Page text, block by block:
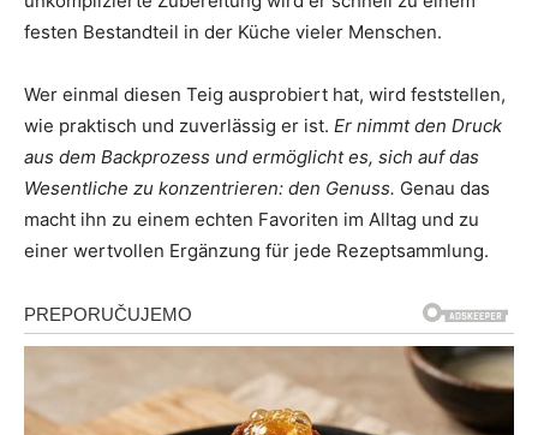
festen Bestandteil in der Küche vieler Menschen.
Wer einmal diesen Teig ausprobiert hat, wird feststellen,
wie praktisch und zuverlässig er ist. Er nimmt den Druck
aus dem Backprozess und ermöglicht es, sich auf das
Wesentliche zu konzentrieren: den Genuss. Genau das
macht ihn zu einem echten Favoriten im Alltag und zu
einer wertvollen Ergänzung für jede Rezeptsammlung.